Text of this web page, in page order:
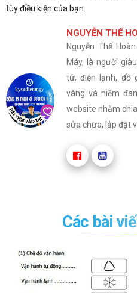
tùy điều kiện của bạn.
NGUYỄN THẾ
Nguyễn Thế
Máy, là người
tử, điện lạnh, đồ
vàng và niềm
website nhằm
sửa chữa, lắp đặt
Các bài